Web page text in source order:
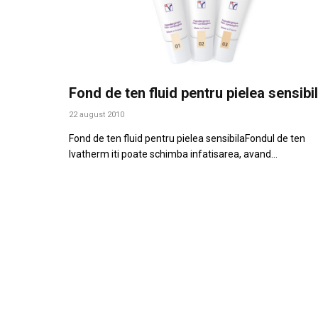
Fond de ten fluid pentru pielea
22 august 2010
Fond de ten fluid pentru pielea sensibilaFondul de ten
Ivatherm iti poate schimba infatisarea, avand…